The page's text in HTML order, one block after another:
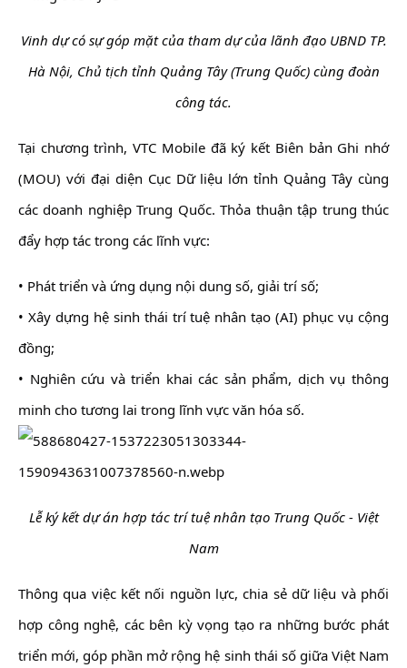
Vinh dự có sự góp mặt của tham dự của lãnh đạo UBND TP.
Hà Nội, Chủ tịch tỉnh Quảng Tây (Trung Quốc) cùng đoàn
công tác.
Tại chương trình, VTC Mobile đã ký kết Biên bản Ghi nhớ
(MOU) với đại diện Cục Dữ liệu lớn tỉnh Quảng Tây cùng
các doanh nghiệp Trung Quốc. Thỏa thuận tập trung thúc
đẩy hợp tác trong các lĩnh vực:
• Phát triển và ứng dụng nội dung số, giải trí số;
• Xây dựng hệ sinh thái trí tuệ nhân tạo (AI) phục vụ cộng
đồng;
• Nghiên cứu và triển khai các sản phẩm, dịch vụ thông
minh cho tương lai trong lĩnh vực văn hóa số.
Lễ ký kết dự án hợp tác trí tuệ nhân tạo Trung Quốc - Việt
Nam
Thông qua việc kết nối nguồn lực, chia sẻ dữ liệu và phối
hợp công nghệ, các bên kỳ vọng tạo ra những bước phát
triển mới, góp phần mở rộng hệ sinh thái số giữa Việt Nam